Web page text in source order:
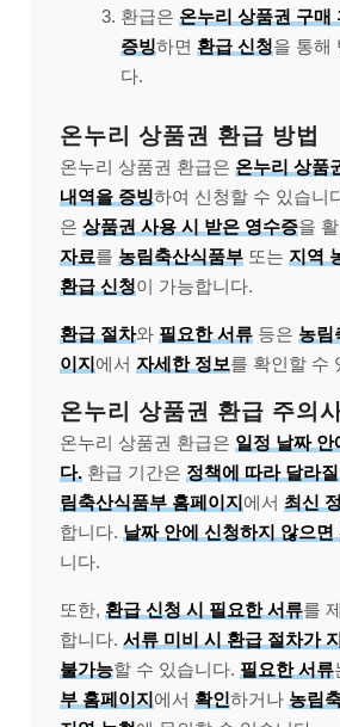
환급은 온누리 상품권 구매
증빙하면 환급 신청을 통해
다.
온누리 상품권 환급 방법
온누리 상품권 환급은 온누리 상품
내역을 증빙하여 신청할 수 있습니
은 상품권 사용 시 받은 영수증을
자료를 농림축산식품부 또는 지역
환급 신청이 가능합니다.
환급 절차와 필요한 서류 등은 농림
이지에서 자세한 정보를 확인할 수
온누리 상품권 환급 주의
온누리 상품권 환급은 일정 날짜 안
다. 환급 기간은 정책에 따라 달라
림축산식품부 홈페이지에서 최신
합니다. 날짜 안에 신청하지 않으
니다.
또한, 환급 신청 시 필요한 서류를
합니다. 서류 미비 시 환급 절차가
불가능할 수 있습니다. 필요한 서류
부 홈페이지에서 확인하거나 농림